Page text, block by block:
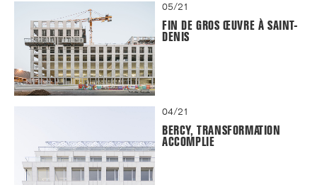
05/21
FIN DE GROS ŒUVRE À SAINT-
DENIS
04/21
BERCY, TRANSFORMATION
ACCOMPLIE